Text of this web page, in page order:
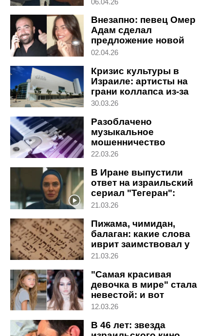
06.04.26
Внезапно: певец Омер
Адам сделал
предложение новой
возлюбленной -
02.04.26
Кризис культуры в
Израиле: артисты на
грани коллапса из-за
войны
30.03.26
Разоблачено
музыкальное
мошенничество
посредством
интеллекта
22.03.26
В Иране выпустили
ответ на израильский
сериал "Тегеран":
похождения шпионки
21.03.26
Пижама, чимидан,
балаган: какие слова
иврит заимствовал у
иранцев
21.03.26
"Самая красивая
девочка в мире" стала
невестой: и вот
израильский след
12.03.26
В 46 лет: звезда